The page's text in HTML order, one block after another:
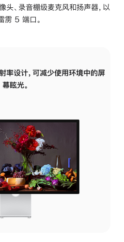
、录音棚级麦克风和扬声器，以
雳 5 端口。
率设计，可减少使用环境中的屏
幕眩光。